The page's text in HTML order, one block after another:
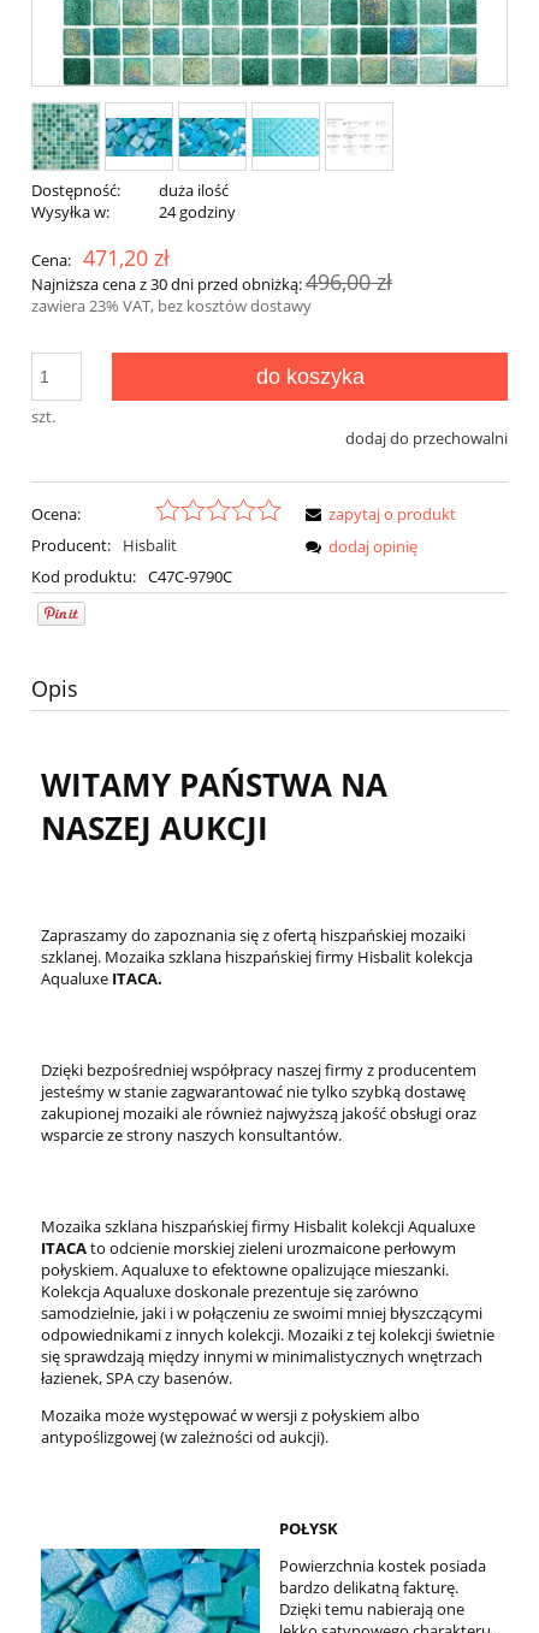
Dostępność:
duża ilość
Wysyłka w:
24 godziny
Cena: 471,20 zł
Najniższa cena z 30 dni przed obniżką:496,00 zł
zawiera 23% VAT, bez kosztów dostawy
szt.
do koszyka
dodaj do przechowalni
Ocena:
Producent:
Hisbalit
Kod produktu: C47C-9790C
zapytaj o produkt
dodaj opinię
Opis
WITAMY PAŃSTWA NA
NASZEJ AUKCJI
Zapraszamy do zapoznania się z ofertą hiszpańskiej mozaiki
szklanej. Mozaika szklana hiszpańskiej firmy Hisbalit kolekcja
Aqualuxe ITACA.
Dzięki bezpośredniej współpracy naszej firmy z producentem
jesteśmy w stanie zagwarantować nie tylko szybką dostawę
zakupionej mozaiki ale również najwyższą jakość obsługi oraz
wsparcie ze strony naszych konsultantów.
Mozaika szklana hiszpańskiej firmy Hisbalit kolekcji Aqualuxe
ITACAto odcienie morskiej zieleni urozmaicone perłowym
połyskiem. Aqualuxe to efektowne opalizujące mieszanki.
Kolekcja Aqualuxe doskonale prezentuje się zarówno
samodzielnie, jaki i w połączeniu ze swoimi mniej błyszczącymi
odpowiednikami z innych kolekcji. Mozaiki z tej kolekcji świetnie
się sprawdzają między innymi w minimalistycznych wnętrzach
łazienek, SPA czy basenów.
Mozaika może występować w wersji z połyskiem albo
antypoślizgowej (w zależności od aukcji).
POŁYSK
Powierzchnia kostek posiada
bardzo delikatną fakturę.
Dzięki temu nabierają one